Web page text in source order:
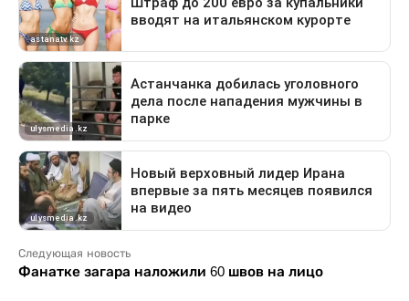
Следующая новость
Фанатке загара наложили 60 швов на лицо